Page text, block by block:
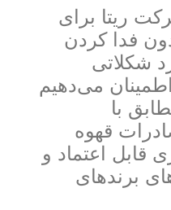
ریتا برای
فدا کردن
شکلاتی
می‌دهیم
با
قهوه
قابل اعتماد و
برندهای